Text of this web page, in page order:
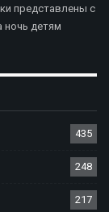
представлены с
ночь детям
435
248
217